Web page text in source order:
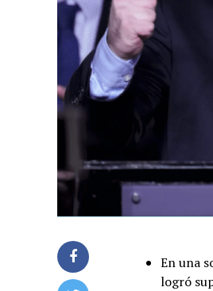
En una
logró